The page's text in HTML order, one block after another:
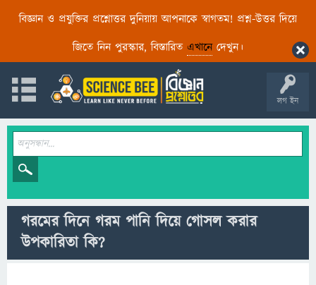
বিজ্ঞান ও প্রযুক্তির প্রশ্নোত্তর দুনিয়ায় আপনাকে স্বাগতম! প্রশ্ন-উত্তর দিয়ে
জিতে নিন পুরস্কার, বিস্তারিত এখানেদেখুন।
লগ ইন
গরমের দিনে গরম পানি দিয়ে গোসল করার
উপকারিতা কি?